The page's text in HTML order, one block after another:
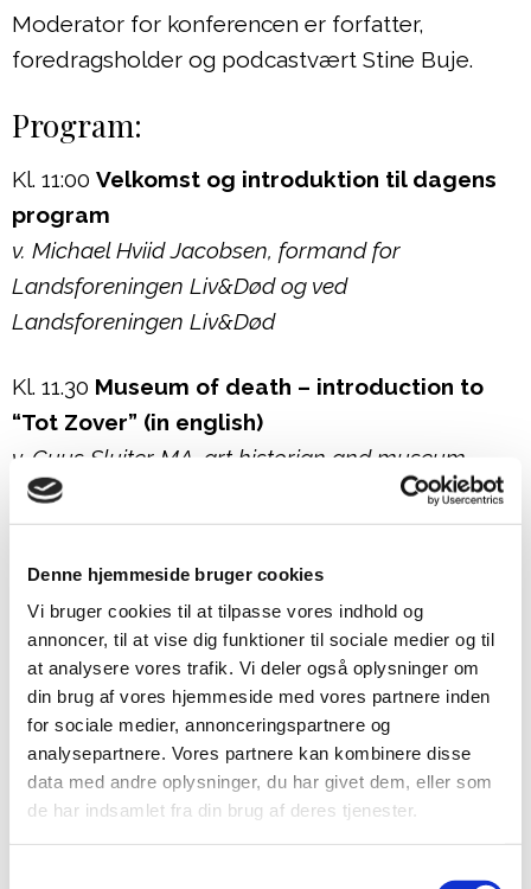
Denne hjemmeside bruger cookies
Vi bruger cookies til at tilpasse vores indhold og
annoncer, til at vise dig funktioner til sociale medier og til
at analysere vores trafik. Vi deler også oplysninger om
din brug af vores hjemmeside med vores partnere inden
for sociale medier, annonceringspartnere og
analysepartnere. Vores partnere kan kombinere disse
data med andre oplysninger, du har givet dem, eller som
de har indsamlet fra din brug af deres tjenester.
Moderator for konferencen er forfatter,
foredragsholder og podcastvært Stine Buje.
Program:
Kl. 11:00 Velkomst og introduktion til dagens
program
v. Michael Hviid Jacobsen, formand for
Landsforeningen Liv&Død og ved
Landsforeningen Liv&Død
Kl. 11.30 Museum of death – introduction to
“Tot Zover” (in english)
v. Guus Sluiter MA, art historian and museum
director of “Tot Zover” in Amsterdam
Kl. 12.30Frokost
Kl. 13.15 Kirkegården under forandring
v. Stine Helweg, kirkegårdsvejleder på
Københavns fem kommunale kirkegårde
Kl. 13.35 Kultur og sundhed